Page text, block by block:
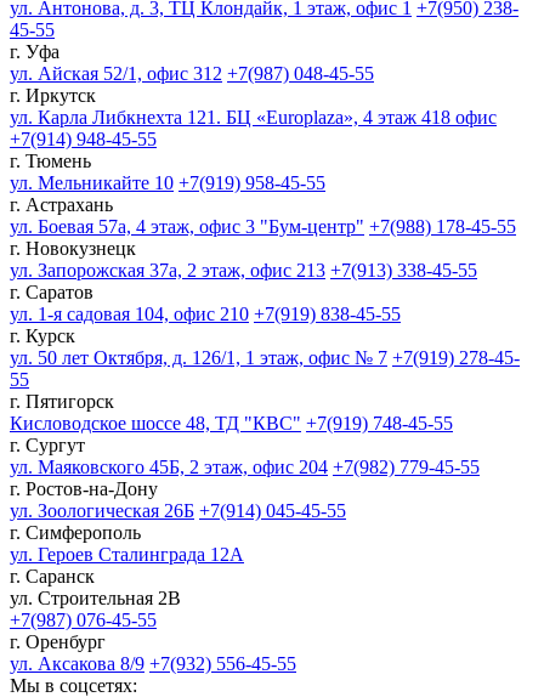
ул. Антонова, д. 3, ТЦ Клондайк, 1 этаж, офис 1 +7(950) 238-
45-55
г. Уфа
ул. Айская 52/1, офис 312 +7(987) 048-45-55
г. Иркутск
ул. Карла Либкнехта 121. БЦ «Europlaza», 4 этаж 418 офис
+7(914) 948-45-55
г. Тюмень
ул. Мельникайте 10 +7(919) 958-45-55
г. Астрахань
ул. Боевая 57а, 4 этаж, офис 3 "Бум-центр" +7(988) 178-45-55
г. Новокузнецк
ул. Запорожская 37а, 2 этаж, офис 213 +7(913) 338-45-55
г. Саратов
ул. 1-я садовая 104, офис 210 +7(919) 838-45-55
г. Курск
ул. 50 лет Октября, д. 126/1, 1 этаж, офис № 7 +7(919) 278-45-
55
г. Пятигорск
Кисловодское шоссе 48, ТД "КВС" +7(919) 748-45-55
г. Сургут
ул. Маяковского 45Б, 2 этаж, офис 204 +7(982) 779-45-55
г. Ростов-на-Дону
ул. Зоологическая 26Б +7(914) 045-45-55
г. Симферополь
ул. Героев Сталинграда 12А
г. Саранск
ул. Строительная 2В
+7(987) 076-45-55
г. Оренбург
ул. Аксакова 8/9 +7(932) 556-45-55
Мы в соцсетях: